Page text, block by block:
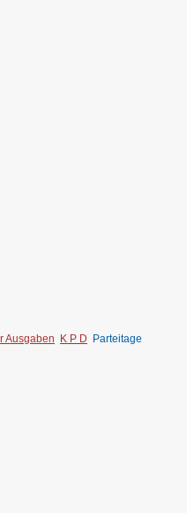
Ausgaben K P D
Parteitage